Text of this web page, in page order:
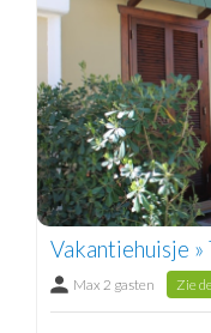
Vakantiehuisje
Max 2 gasten Zie